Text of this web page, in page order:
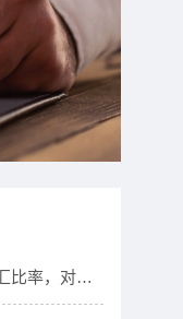
百利好环球：什么是外汇比率，对于交易